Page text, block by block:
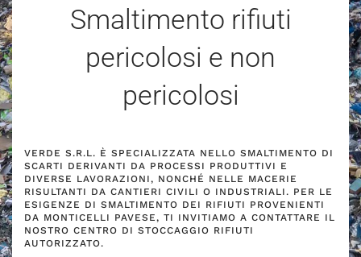
Smaltimento rifiuti
pericolosi e non
pericolosi
VERDE S.R.L. È SPECIALIZZATA NELLO SMALTIMENTO DI
SCARTI DERIVANTI DA PROCESSI PRODUTTIVI E
DIVERSE LAVORAZIONI, NONCHÉ NELLE MACERIE
RISULTANTI DA CANTIERI CIVILI O INDUSTRIALI. PER LE
ESIGENZE DI SMALTIMENTO DEI RIFIUTI PROVENIENTI
DA MONTICELLI PAVESE, TI INVITIAMO A CONTATTARE IL
NOSTRO CENTRO DI STOCCAGGIO RIFIUTI
AUTORIZZATO.